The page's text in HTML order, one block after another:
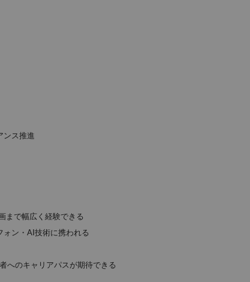
ンス推進
まで幅広く経験できる
ォン・AI技術に携われる
へのキャリアパスが期待できる